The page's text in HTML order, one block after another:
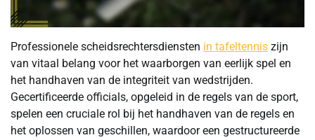
Professionele scheidsrechtersdiensten in tafeltennis zijn
van vitaal belang voor het waarborgen van eerlijk spel en
het handhaven van de integriteit van wedstrijden.
Gecertificeerde officials, opgeleid in de regels van de sport,
spelen een cruciale rol bij het handhaven van de regels en
het oplossen van geschillen, waardoor een gestructureerde